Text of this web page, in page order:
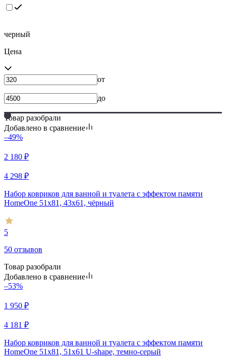
черный
Цена
от
до
Товар разобрали
Добавлено в сравнение
–49%
2 180 ₽
4 298 ₽
Набор ковриков для ванной и туалета с эффектом памяти
HomeOne 51х81, 43х61, чёрный
5
50 отзывов
Товар разобрали
Добавлено в сравнение
–53%
1 950 ₽
4 181 ₽
Набор ковриков для ванной и туалета с эффектом памяти
HomeOne 51х81, 51х61 U-shape, темно-серый